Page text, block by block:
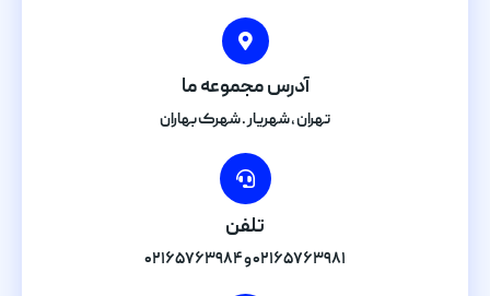
آدرس مجموعه ما
تهران , شهریار . شهرک بهاران
تلفن
۰۲۱۶۵۷۶۳۹۸۱ و ۰۲۱۶۵۷۶۳۹۸۴